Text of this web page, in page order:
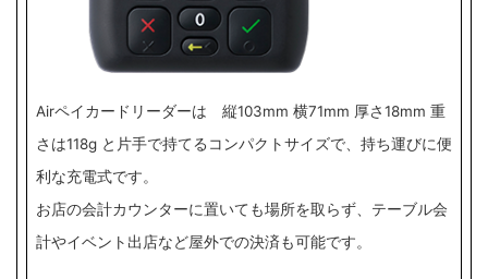
Airペイカードリーダーは 縦103mm 横71mm 厚さ18mm 重
さは118g と片手で持てるコンパクトサイズで、持ち運びに便
利な充電式です。
お店の会計カウンターに置いても場所を取らず、テーブル会
計やイベント出店など屋外での決済も可能です。